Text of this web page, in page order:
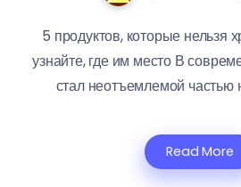
5 продуктов, которые нельзя
узнайте, где им место В
стал неотъемлемой частью
Read More